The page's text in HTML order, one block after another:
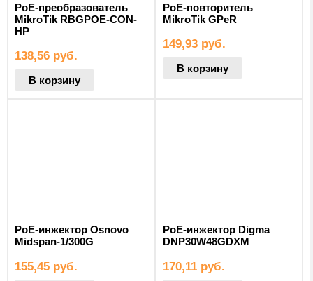
PoE-преобразователь
MikroTik RBGPOE-CON-
HP
138,56 руб.
В корзину
PoE-повторитель
MikroTik GPeR
149,93 руб.
В корзину
PoE-инжектор Osnovo
Midspan-1/300G
155,45 руб.
PoE-инжектор Digma
DNP30W48GDXM
170,11 руб.